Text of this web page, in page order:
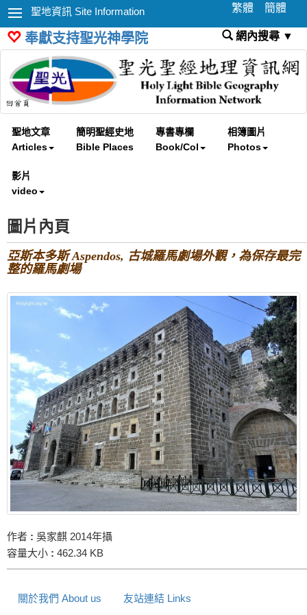
聖地資訊 Site Information 繁體 簡體
奉獻支持聖光神學院 網內搜尋 ▼
聖地文章
Articles
簡明聖經史地
Bible Places
專書專欄
Book/Col
相簿圖片
Photos
影片
video
圖片內頁
亞斯本多斯 Aspendos, 古城羅馬劇場外觀，為保存最完
整的羅馬劇場
作者 : 吳家麒 2014年攝
容量大小 : 462.34 KB
關於我們 About us 友站連結 Links